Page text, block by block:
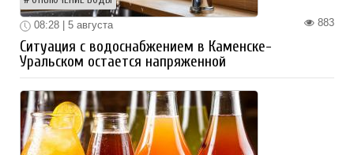
883
08:28 | 5 августа
Ситуация с водоснабжением в Каменске-
Уральском остается напряженной